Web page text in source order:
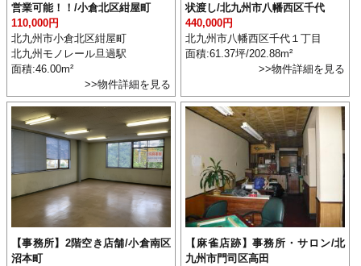
営業可能！！/小倉北区紺屋町
110,000円
北九州市小倉北区紺屋町
北九州モノレール旦過駅
面積:46.00m²
>>物件詳細を見る
状渡し/北九州市八幡西区千代
440,000円
北九州市八幡西区千代１丁目
面積:61.37坪/202.88m²
>>物件詳細を見る
【事務所】2階空き店舗/小倉南区
沼本町
【麻雀店跡】事務所・サロン/北
九州市門司区高田